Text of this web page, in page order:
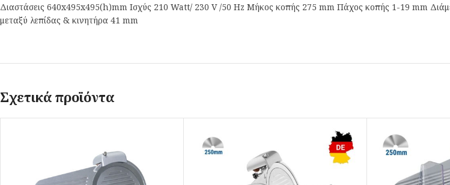
Διαστάσεις 640x495x495(h)mm Ισχύς 210 Watt/ 230 V /50 Hz Μήκος κοπής 275 mm Πάχος κοπής 1-19 mm
μεταξύ λεπίδας & κινητήρα 41 mm
Σχετικά προϊόντα